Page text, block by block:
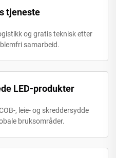
tjeneste
og gratis teknisk etter
samarbeid.
LED-produkter
, leie- og skreddersydde
bruksområder.